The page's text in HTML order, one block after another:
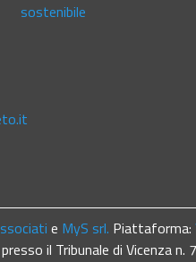
sostenibile
e MyS srl. Piattaforma:
il Tribunale di Vicenza n.